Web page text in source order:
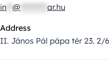
in @ ar.hu
Address
II. János Pál pápa tér 23. 2/